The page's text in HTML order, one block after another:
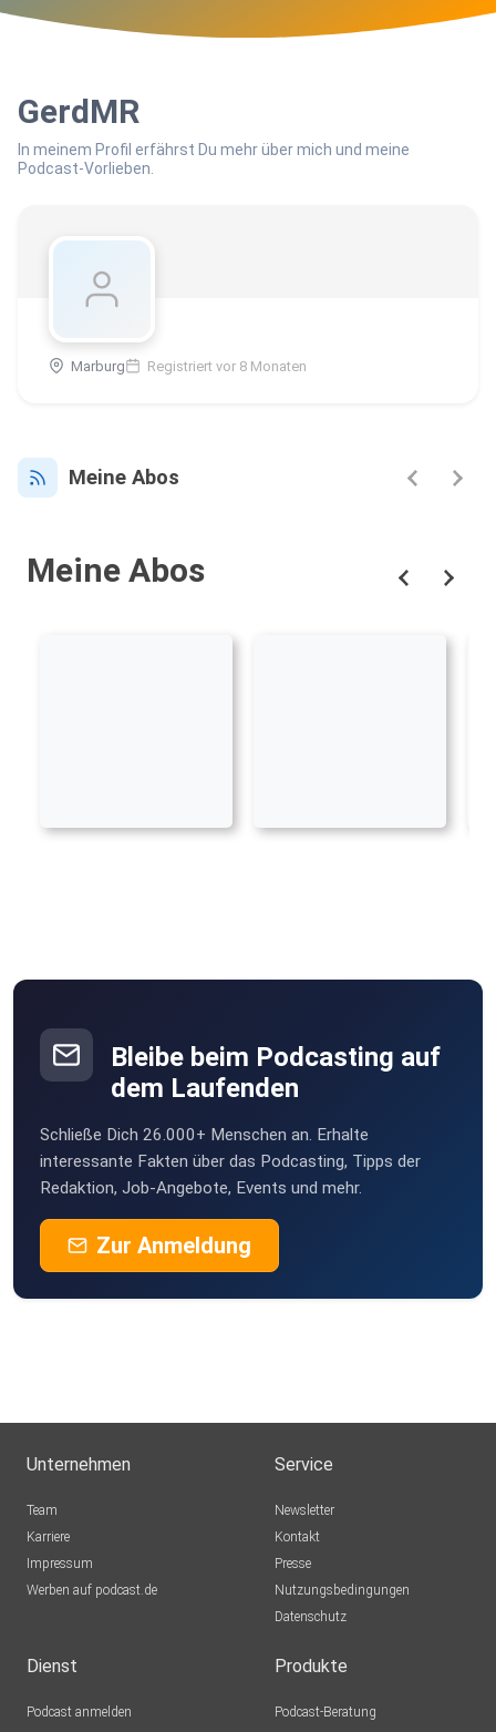
GerdMR
In meinem Profil erfährst Du mehr über mich und meine
Podcast-Vorlieben.
Marburg Registriert vor 8 Monaten
Meine Abos
Meine Abos
Bleibe beim Podcasting auf
dem Laufenden
Schließe Dich 26.000+ Menschen an. Erhalte
interessante Fakten über das Podcasting, Tipps der
Redaktion, Job-Angebote, Events und mehr.
Zur Anmeldung
Unternehmen
Team
Karriere
Impressum
Werben auf podcast.de
Service
Newsletter
Kontakt
Presse
Nutzungsbedingungen
Datenschutz
Dienst
Podcast anmelden
Produkte
Podcast-Beratung